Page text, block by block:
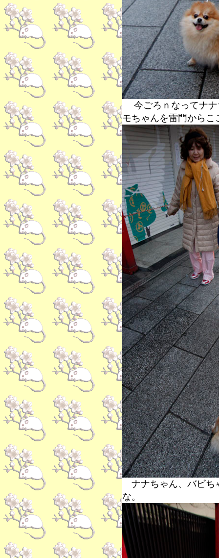
今ごろｎなってナナ
モちゃんを雷門からこ
ナナちゃん、バビち
な。